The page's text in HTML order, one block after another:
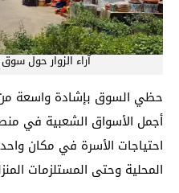
آراء الزوار حول
حظي السوق بإشادة واسعة من
أجمل الأسواق الشعبية في
احتياجات الأسرة في مكان
المحلية وحتى المستلزمات